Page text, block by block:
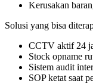
Kerusakan
Solusi yang bisa
CCTV aktif 24
Stock opname
Sistem audit
SOP ketat saat